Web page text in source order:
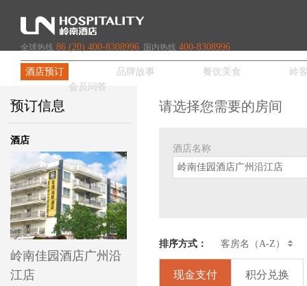
全球热线 86 (20) 400-8308996 国内热线 400-8308996
酒店预订 品牌故事 餐饮美食
岭
会员问答
预订信息
酒店
岭南佳园酒店广州沿
江店
请选择您需要的房间
酒店名称
岭南佳园酒店广州沿江店
协议代码
排序方式： 客房名（A-Z）
现金支付 积分兑换